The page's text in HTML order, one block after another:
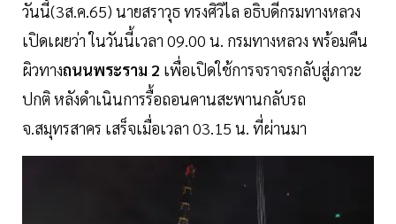
วันนี้(3ส.ค.65) นายสราวุธ ทรงศิวิไล อธิบดีกรมทางหลวง
เปิดเผยว่า ในวันนี้เวลา 09.00 น. กรมทางหลวง พร้อมคืน
ผิวทางถนนพระราม 2 เพื่อเปิดใช้การจราจรกลับสู่ภาวะ
ปกติ หลังดำเนินการรื้อถอนคานสะพานกลับรถ
จ.สมุทรสาคร เสร็จเมื่อเวลา 03.15 น. ที่ผ่านมา